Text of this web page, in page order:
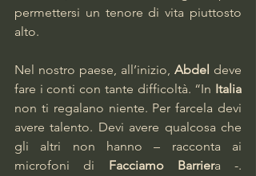
permettersi un tenore di vita piuttosto
alto.
Nel nostro paese, all’inizio, Abdel deve
fare i conti con tante difficoltà. “In Italia
non ti regalano niente. Per farcela devi
avere talento. Devi avere qualcosa che
gli altri non hanno – racconta ai
microfoni di Facciamo Barriera -.